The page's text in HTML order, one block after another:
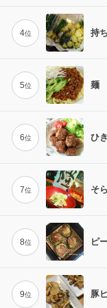
4位 持
5位 麺
6位 ひ
7位 そ
8位 ピ
9位 豚